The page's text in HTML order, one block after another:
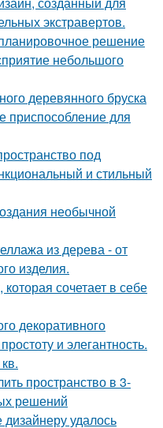
экстравертов.
решение
небольшого
деревянного бруска
приспособление для
под
и стильный
необычной
из дерева - от
изделия.
сочетает в себе
декоративного
и элегантность.
пространство в 3-
решений
удалось